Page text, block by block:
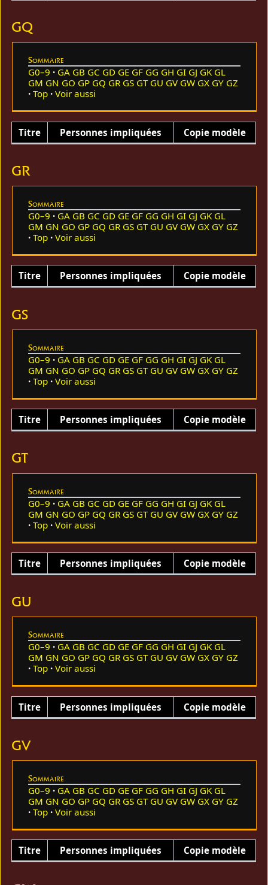
GQ
Sommaire
G0–9 GA GB GC GD GE GF GG GH GI GJ GK GL
GM GN GO GP GQ GR GS GT GU GV GW GX GY GZ
Top
Voir aussi
Titre Personnes impliquées Copie modèle
GR
Sommaire
G0–9 GA GB GC GD GE GF GG GH GI GJ GK GL
GM GN GO GP GQ GR GS GT GU GV GW GX GY GZ
Top
Voir aussi
Titre Personnes impliquées Copie modèle
GS
Sommaire
G0–9 GA GB GC GD GE GF GG GH GI GJ GK GL
GM GN GO GP GQ GR GS GT GU GV GW GX GY GZ
Top
Voir aussi
Titre Personnes impliquées Copie modèle
GT
Sommaire
G0–9 GA GB GC GD GE GF GG GH GI GJ GK GL
GM GN GO GP GQ GR GS GT GU GV GW GX GY GZ
Top
Voir aussi
Titre Personnes impliquées Copie modèle
GU
Sommaire
G0–9 GA GB GC GD GE GF GG GH GI GJ GK GL
GM GN GO GP GQ GR GS GT GU GV GW GX GY GZ
Top
Voir aussi
Titre Personnes impliquées Copie modèle
GV
Sommaire
G0–9 GA GB GC GD GE GF GG GH GI GJ GK GL
GM GN GO GP GQ GR GS GT GU GV GW GX GY GZ
Top
Voir aussi
Titre Personnes impliquées Copie modèle